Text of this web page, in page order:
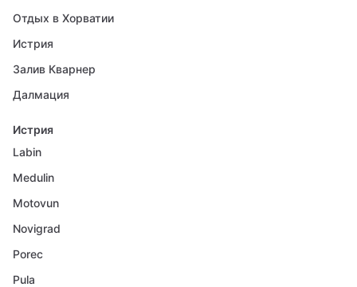
Отдых в Хорватии
Истрия
Залив Кварнер
Далмация
Истрия
Labin
Medulin
Motovun
Novigrad
Porec
Pula